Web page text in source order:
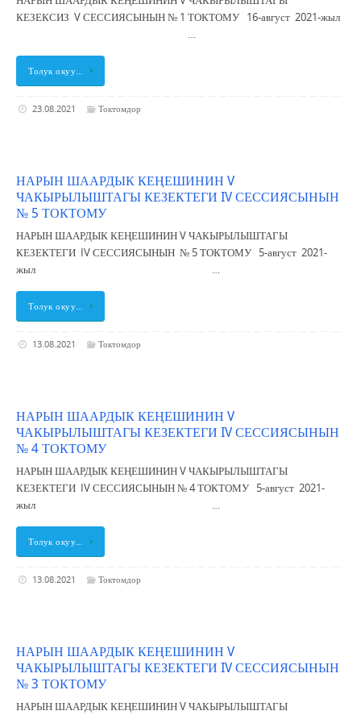
КЕЗЕКСИЗ V СЕССИЯСЫНЫН № 1 ТОКТОМУ 16-август 2021-жыл
…
Толук окуу…
23.08.2021 Токтомдор
НАРЫН ШААРДЫК КЕҢЕШИНИН V
ЧАКЫРЫЛЫШТАГЫ КЕЗЕКТЕГИ IV СЕССИЯСЫНЫН
№ 5 ТОКТОМУ
НАРЫН ШААРДЫК КЕҢЕШИНИН V ЧАКЫРЫЛЫШТАГЫ
КЕЗЕКТЕГИ IV СЕССИЯСЫНЫН № 5 ТОКТОМУ 5-август 2021-
жыл …
Толук окуу…
13.08.2021 Токтомдор
НАРЫН ШААРДЫК КЕҢЕШИНИН V
ЧАКЫРЫЛЫШТАГЫ КЕЗЕКТЕГИ IV СЕССИЯСЫНЫН
№ 4 ТОКТОМУ
НАРЫН ШААРДЫК КЕҢЕШИНИН V ЧАКЫРЫЛЫШТАГЫ
КЕЗЕКТЕГИ IV СЕССИЯСЫНЫН № 4 ТОКТОМУ 5-август 2021-
жыл …
Толук окуу…
13.08.2021 Токтомдор
НАРЫН ШААРДЫК КЕҢЕШИНИН V
ЧАКЫРЫЛЫШТАГЫ КЕЗЕКТЕГИ IV СЕССИЯСЫНЫН
№ 3 ТОКТОМУ
НАРЫН ШААРДЫК КЕҢЕШИНИН V ЧАКЫРЫЛЫШТАГЫ